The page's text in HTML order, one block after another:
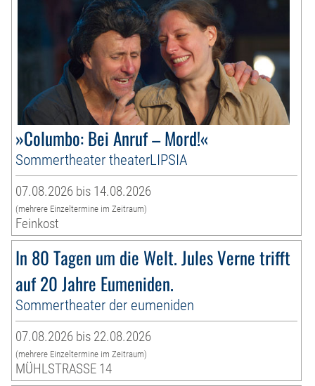
»Columbo: Bei Anruf – Mord!«
Sommertheater theaterLIPSIA
07.08.2026 bis 14.08.2026
(mehrere Einzeltermine im Zeitraum)
Feinkost
In 80 Tagen um die Welt. Jules Verne trifft
auf 20 Jahre Eumeniden.
Sommertheater der eumeniden
07.08.2026 bis 22.08.2026
(mehrere Einzeltermine im Zeitraum)
MÜHLSTRASSE 14